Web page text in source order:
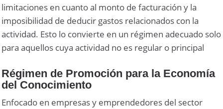
limitaciones en cuanto al monto de facturación y la
imposibilidad de deducir gastos relacionados con la
actividad. Esto lo convierte en un régimen adecuado solo
para aquellos cuya actividad no es regular o principal
Régimen de Promoción para la Economía
del Conocimiento
Enfocado en empresas y emprendedores del sector